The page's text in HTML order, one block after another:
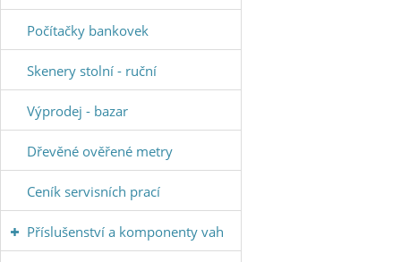
Počítačky bankovek
Skenery stolní - ruční
Výprodej - bazar
Dřevěné ověřené metry
Ceník servisních prací
Příslušenství a komponenty vah